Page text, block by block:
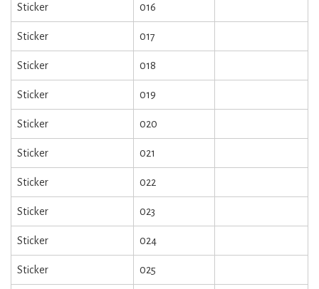
Sticker 016
Sticker 017
Sticker 018
Sticker 019
Sticker 020
Sticker 021
Sticker 022
Sticker 023
Sticker 024
Sticker 025